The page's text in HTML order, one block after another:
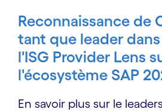
Reconnaissance de
tant que leader
l'ISG Provider Lens
l'écosystème SAP
En savoir plus sur le